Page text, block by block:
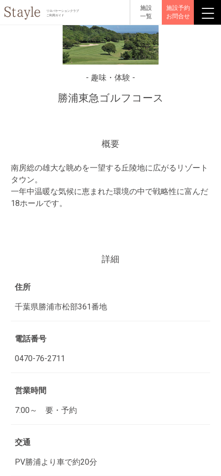
リロバケーションクラブ
ご利用ガイド
施設
一覧
施設予約
お問合せ
- 趣味・体験 -
勝浦東急ゴルフコース
概要
南房総の雄大な眺めを一望する丘陵地に広がるリゾート
タウン。
一年中温暖な気候に恵まれた環境の中で戦略性に富んだ
18ホールです。
詳細
住所
千葉県勝浦市松部361番地
電話番号
0470-76-2711
営業時間
7:00～ 要・予約
交通
PV勝浦より車で約20分